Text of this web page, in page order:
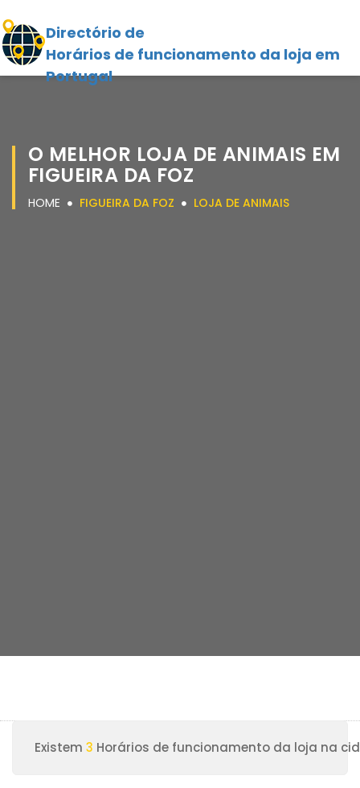
Directório de
Horários de funcionamento da loja em
Portugal
O MELHOR LOJA DE ANIMAIS EM
FIGUEIRA DA FOZ
HOME FIGUEIRA DA FOZ LOJA DE ANIMAIS
Existem 3 Horários de funcionamento da loja na